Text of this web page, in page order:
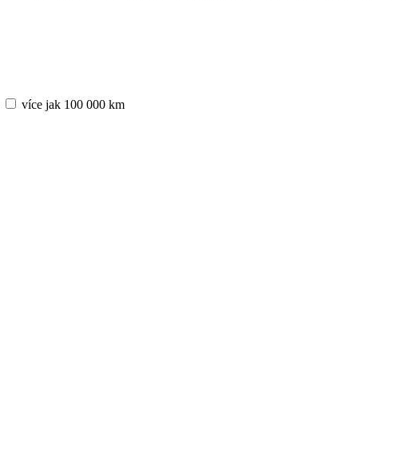
více jak 100 000 km